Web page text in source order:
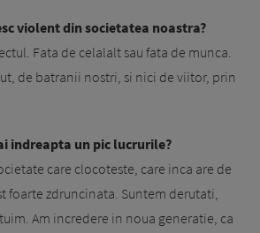
violent din societatea noastra?
Fata de celalalt sau fata de munca.
de batranii nostri, si nici de viitor, prin
indreapta un pic lucrurile?
care clocoteste, care inca are de
foarte zdruncinata. Suntem derutati,
Am incredere in noua generatie, ca